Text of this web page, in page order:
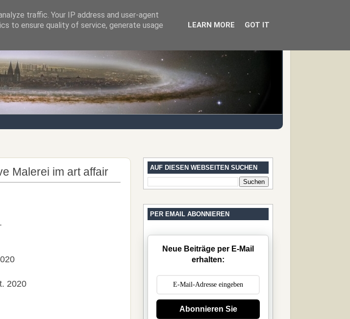
Stadt Italiens
Malerei im art affair
2020
AUF DIESEN WEBSEITEN SUCHEN
PER EMAIL ABONNIEREN
Neue Beiträge per E-Mail
erhalten:
Abonnieren Sie
traffic. Your IP address and user-agent
to ensure quality of service, generate usage
LEARN MORE GOT IT